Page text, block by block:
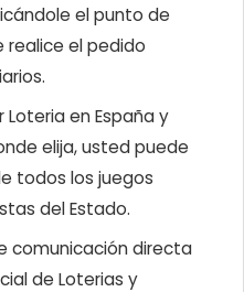
el punto de
el pedido
en España y
elija, usted puede
todos los juegos
del Estado.
comunicación directa
de Loterias y